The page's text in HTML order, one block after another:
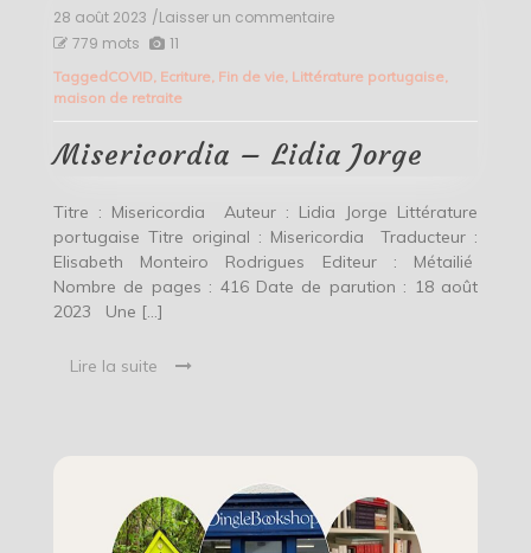
28 août 2023 /Laisser un commentaireon
Lidia
779 mots 11
TaggedCOVID, Ecriture, Fin de vie, Littérature portugaise,
maison de retraite
Misericordia – Lidia Jorge
Titre : Misericordia Auteur : Lidia Jorge Littérature
portugaise Titre original : Misericordia Traducteur :
Elisabeth Monteiro Rodrigues Editeur : Métailié
Nombre de pages : 416 Date de parution : 18 août
2023 Une […]
Lire la suite